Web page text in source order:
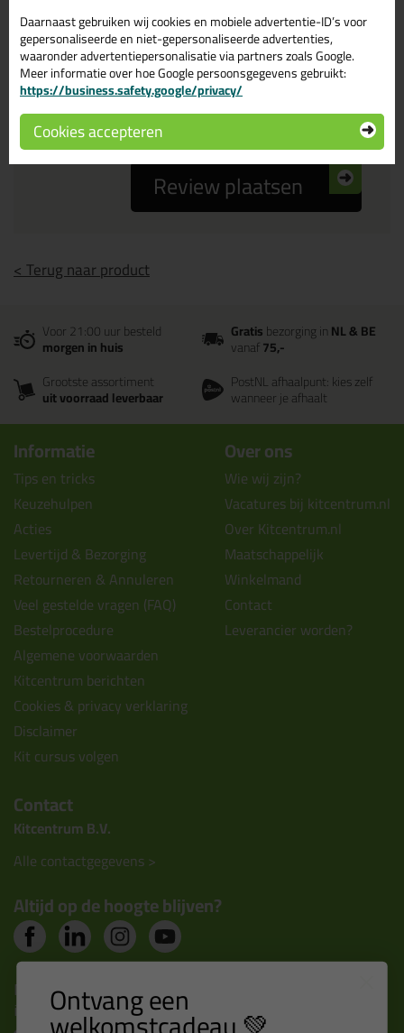
Beoordeling
Zou jij dit product aanbevelen bij anderen?
ja
nee
Review plaatsen
< Terug naar product
Voor 21:00 uur besteld
morgen in huis
Gratisbezorging inNL & BE
vanaf75,-
Grootste assortiment
uit voorraad leverbaar
PostNL afhaalpunt: kies zelf
wanneer je afhaalt
Informatie
Tips en tricks
Keuzehulpen
Acties
Levertijd & Bezorging
Retourneren & Annuleren
Veel gestelde vragen (FAQ)
Bestelprocedure
Algemene voorwaarden
Kitcentrum berichten
Cookies & privacy verklaring
Disclaimer
Kit cursus volgen
Over ons
Wie wij zijn?
Vacatures bij kitcentrum.nl
Over Kitcentrum.nl
Maatschappelijk
Winkelmand
Contact
Leverancier worden?
Contact
Kitcentrum B.V.
Alle contactgegevens >
Altijd op de hoogte blijven?
Nieuws, tips en exclusieve deals rechtstreeks in je
inbox
Daarnaast gebruiken wij cookies en mobiele advertentie-ID’s voor
gepersonaliseerde en niet-gepersonaliseerde advertenties,
waaronder advertentiepersonalisatie via partners zoals Google.
Meer informatie over hoe Google persoonsgegevens gebruikt:
https://business.safety.google/privacy/
Cookies accepteren
Ontvang een